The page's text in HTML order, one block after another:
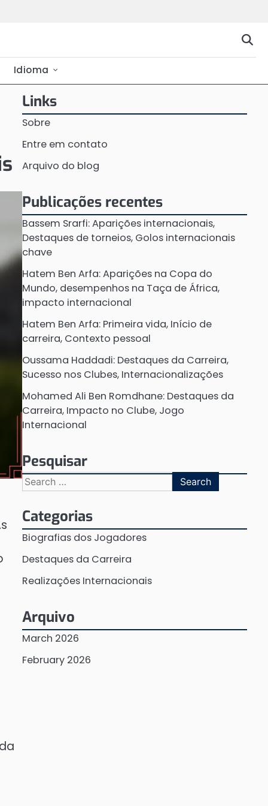
Idioma
Links
Sobre
Entre em contato
Arquivo do blog
Publicações recentes
Bassem Srarfi: Aparições internacionais,
Destaques de torneios, Golos internacionais
chave
Hatem Ben Arfa: Aparições na Copa do
Mundo, desempenhos na Taça de África,
impacto internacional
Hatem Ben Arfa: Primeira vida, Início de
carreira, Contexto pessoal
Oussama Haddadi: Destaques da Carreira,
Sucesso nos Clubes, Internacionalizações
Mohamed Ali Ben Romdhane: Destaques da
Carreira, Impacto no Clube, Jogo
Internacional
Pesquisar
Search
for:
Categorias
Biografias dos Jogadores
Destaques da Carreira
Realizações Internacionais
Arquivo
March 2026
February 2026